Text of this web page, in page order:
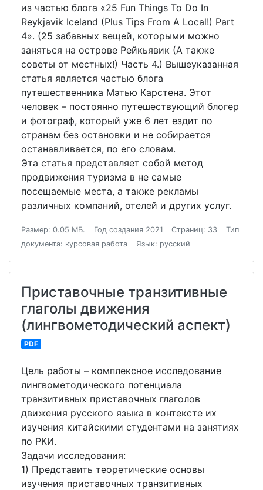
из частью блога «25 Fun Things To Do In
Reykjavik Iceland (Plus Tips From A Local!) Part
4». (25 забавных вещей, которыми можно
заняться на острове Рейкьявик (А также
советы от местных!) Часть 4.) Вышеуказанная
статья является частью блога
путешественника Мэтью Карстена. Этот
человек – постоянно путешествующий блогер
и фотограф, который уже 6 лет ездит по
странам без остановки и не собирается
останавливается, по его словам.
Эта статья представляет собой метод
продвижения туризма в не самые
посещаемые места, а также рекламы
различных компаний, отелей и других услуг.
Размер: 0.05 МБ. Год создания 2021 Страниц: 33
Тип
документа: курсовая работа
Язык: русский
Приставочные транзитивные
глаголы движения
(лингвометодический аспект)
PDF
Цель работы – комплексное исследование
лингвометодического потенциала
транзитивных приставочных глаголов
движения русского языка в контексте их
изучения китайскими студентами на занятиях
по РКИ.
Задачи исследования:
1) Представить теоретические основы
изучения приставочных транзитивных